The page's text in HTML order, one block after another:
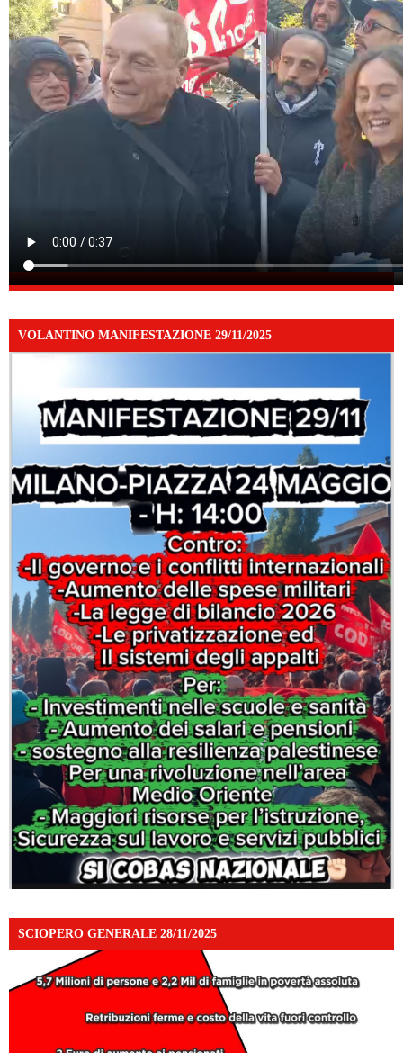
VOLANTINO MANIFESTAZIONE 29/11/2025
SCIOPERO GENERALE 28/11/2025